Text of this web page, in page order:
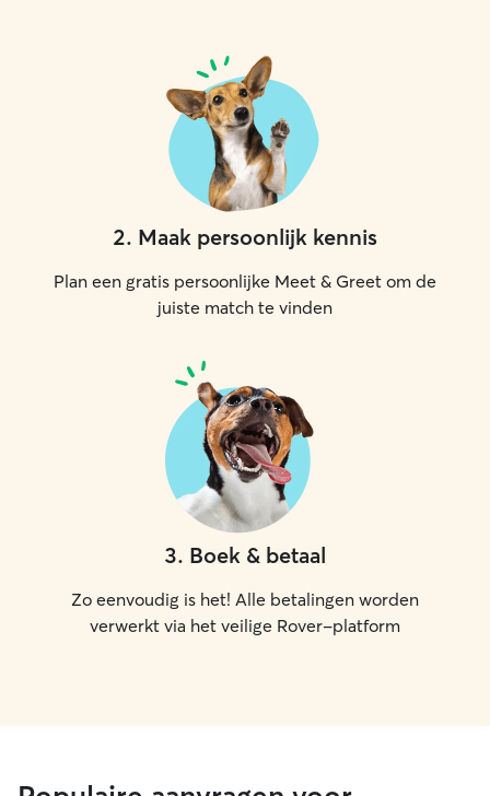
2. Maak persoonlijk kennis
Plan een gratis persoonlijke Meet & Greet om de
juiste match te vinden
3. Boek & betaal
Zo eenvoudig is het! Alle betalingen worden
verwerkt via het veilige Rover-platform